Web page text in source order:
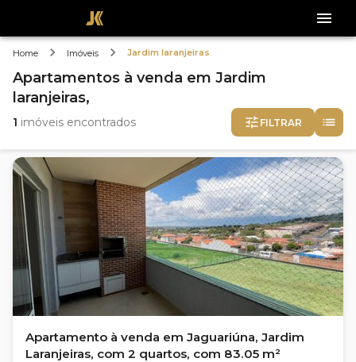
Home Imóveis Jardim laranjeiras
Apartamentos à venda em Jardim
laranjeiras,
1 imóveis encontrados FILTRAR
Apartamento à venda em Jaguariúna, Jardim
Laranjeiras, com 2 quartos, com 83.05 m²